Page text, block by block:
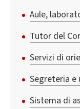
Aule,
Tutor del
Servizi di
Segreteria e
Sistema di